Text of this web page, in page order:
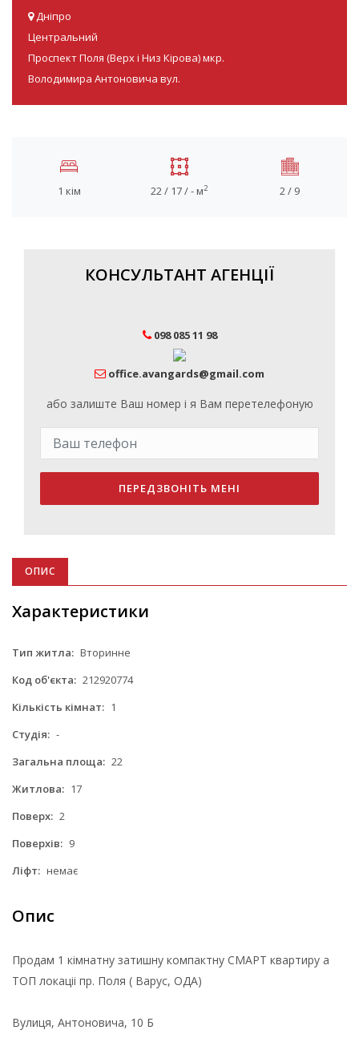
Дніпро
Центральний
Проспект Поля (Верх і Низ Кірова) мкр.
Володимира Антоновича вул.
1 кім 22 / 17 / - м2 2 / 9
КОНСУЛЬТАНТ АГЕНЦІЇ
098 085 11 98
office.avangards@gmail.com
або залиште Ваш номер і я Вам перетелефоную
ПЕРЕДЗВОНІТЬ МЕНІ
ОПИС
Характеристики
Тип житла: Вторинне
Код об'єкта: 212920774
Кількість кімнат: 1
Студія: -
Загальна площа: 22
Житлова: 17
Поверх: 2
Поверхів: 9
Ліфт: немає
Опис
Продам 1 кімнатну затишну компактну СМАРТ квартиру а
ТОП локаціі пр. Поля ( Варус, ОДА)
Вулиця, Антоновича, 10 Б